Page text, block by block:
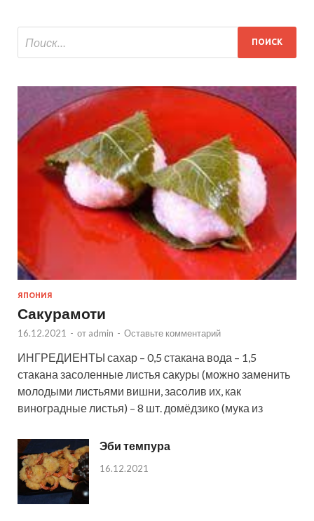
ЯПОНИЯ
Сакурамоти
16.12.2021 - от admin - Оставьте комментарий
ИНГРЕДИЕНТЫ сахар – 0,5 стакана вода – 1,5
стакана засоленные листья сакуры (можно заменить
молодыми листьями вишни, засолив их, как
виноградные листья) – 8 шт. домёдзико (мука из
Эби темпура
16.12.2021